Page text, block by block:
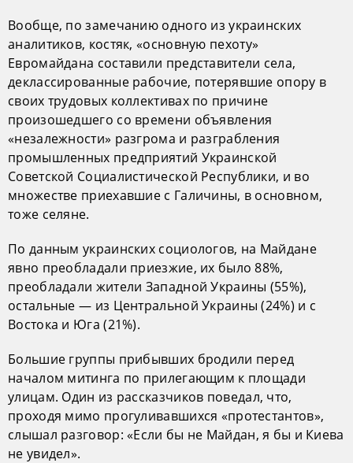
Вообще, по замечанию одного из украинских
аналитиков, костяк, «основную пехоту»
Евромайдана составили представители села,
деклассированные рабочие, потерявшие опору в
своих трудовых коллективах по причине
произошедшего со времени объявления
«незалежности» разгрома и разграбления
промышленных предприятий Украинской
Советской Социалистической Республики, и во
множестве приехавшие с Галичины, в основном,
тоже селяне.
По данным украинских социологов, на Майдане
явно преобладали приезжие, их было 88%,
преобладали жители Западной Украины (55%),
остальные — из Центральной Украины (24%) и с
Востока и Юга (21%).
Большие группы прибывших бродили перед
началом митинга по прилегающим к площади
улицам. Один из рассказчиков поведал, что,
проходя мимо прогуливавшихся «протестантов»,
слышал разговор: «Если бы не Майдан, я бы и Киева
не увидел».